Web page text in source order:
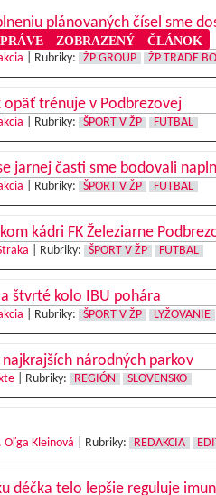
plánovaných čísel sme
ZOBRAZENÝ ČLÁNOK
Rubriky: ŽP GROUP ŽP TRADE
opäť trénuje v Podbrezovej
Rubriky: ŠPORT V ŽP FUTBAL
jarnej časti sme bodovali
Rubriky: ŠPORT V ŽP FUTBAL
kádri FK Železiarne
Rubriky: ŠPORT V ŽP FUTBAL
štvrté kolo IBU pohára
Rubriky: ŠPORT V ŽP LYŽOVANIE
národných parkov
| Rubriky: REGIÓN SLOVENSKO
Oľga Kleinová Rubriky: REDAKCIA
déčka telo lepšie reguluje